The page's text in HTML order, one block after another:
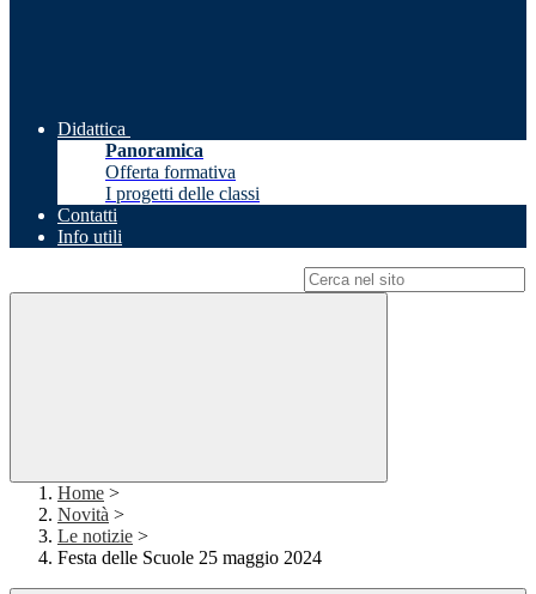
Didattica
Panoramica
Offerta formativa
I progetti delle classi
Contatti
Info utili
Home >
Novità >
Le notizie >
Festa delle Scuole 25 maggio 2024